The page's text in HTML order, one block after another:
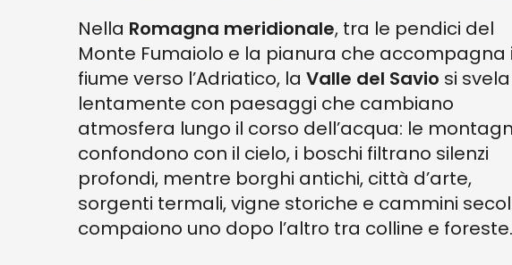
Nella Romagna meridionale, tra le pendici del
Monte Fumaiolo e la pianura che accompagna
fiume verso l’Adriatico, la Valle del Savio si svela
lentamente con paesaggi che cambiano
atmosfera lungo il corso dell’acqua: le
confondono con il cielo, i boschi filtrano silenzi
profondi, mentre borghi antichi, città d’arte,
sorgenti termali, vigne storiche e cammini
compaiono uno dopo l’altro tra colline e foreste.